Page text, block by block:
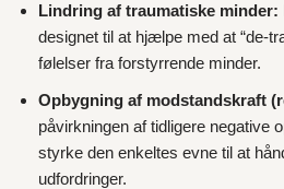
Lindring af traumatiske minder:
designet til at hjælpe med at “de-
følelser fra forstyrrende minder.
Opbygning af modstandskraft
påvirkningen af tidligere negative
styrke den enkeltes evne til at
udfordringer.